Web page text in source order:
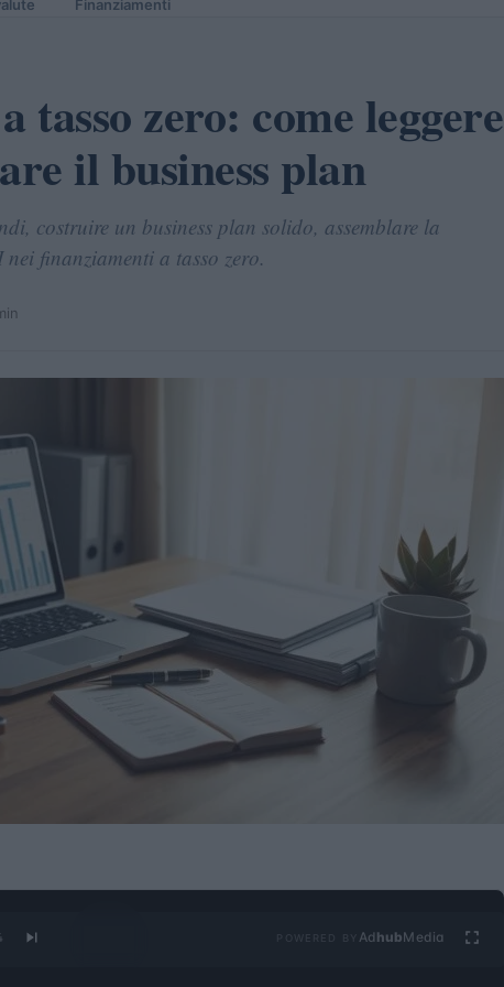
Finanziamenti
tasso zero: come leggere
il business plan
costruire un business plan solido, assemblare la
finanziamenti a tasso zero.
Ad hubMedia